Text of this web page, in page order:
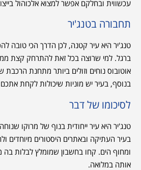
עכשווית ובחלקם אפשר למצוא אלכוהול
תחבורה בטנג'יר
טנג'יר היא עיר קטנה, לכן הדרך הכי טובה
ברגל. למי שרוצה בכל זאת להתרחק קצת
אוטובוס נוחים וזולים ביותר מתחנת
בנוסף, בעיר יש מוניות שיכולות לקחת
לסיכומו של דבר
טנג'יר היא עיר ייחודית בנוף של מרוקו
בעיר העתיקה ובאתרים היסטורים מיוחדים
ומחוף הים. קחו בחשבון שמומלץ לבלות בה
אותה במלואה.